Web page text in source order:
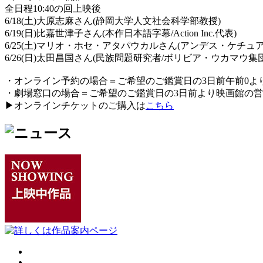
全日程10:40の回上映後
6/18(土)大原志麻さん(静岡大学人文社会科学部教授)
6/19(日)比嘉世津子さん(本作日本語字幕/Action Inc.代表)
6/25(土)マリオ・ホセ・アタパウカルさん(アンデス・ケチュ
6/26(日)太田昌国さん(民族問題研究者/ボリビア・ウカマウ集
・オンライン予約の場合＝ご希望のご鑑賞日の3日前午前0
・劇場窓口の場合＝ご希望のご鑑賞日の3日前より映画館の
▶︎オンラインチケットのご購入はこちら